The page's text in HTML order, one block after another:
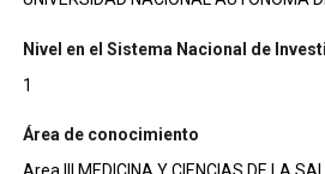
Nivel en el Sistema Nacional de
1
Área de conocimiento